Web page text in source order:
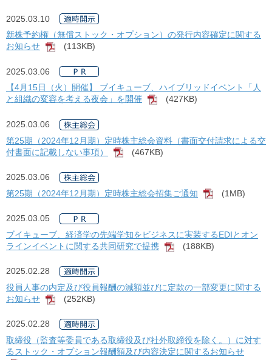
2025.03.10
新株予約権（無償ストック・オプション）の発行内容確定に関する
お知らせ
[PDF]
(113KB)
2025.03.06
【4月15日（火）開催】 ブイキューブ、ハイブリッドイベント「人
と組織の変容を考える夜会」を開催
[PDF]
(427KB)
2025.03.06
第25期（2024年12月期）定時株主総会資料（書面交付請求による交
付書面に記載しない事項）
[PDF]
(467KB)
2025.03.06
第25期（2024年12月期）定時株主総会招集ご通知
[PDF]
(1MB)
2025.03.05
ブイキューブ、経済学の先端学知をビジネスに実装するEDIとオン
ラインイベントに関する共同研究で提携
[PDF]
(188KB)
2025.02.28
役員人事の内定及び役員報酬の減額並びに定款の一部変更に関する
お知らせ
[PDF]
(252KB)
2025.02.28
取締役（監査等委員である取締役及び社外取締役を除く。）に対す
るストック・オプション報酬額及び内容決定に関するお知らせ